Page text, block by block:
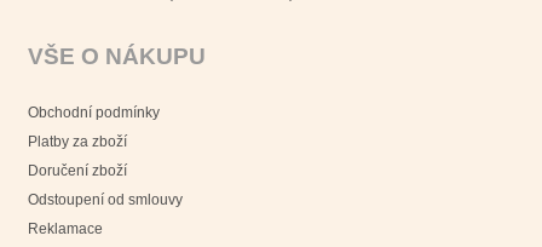
VŠE O NÁKUPU
Obchodní podmínky
Platby za zboží
Doručení zboží
Odstoupení od smlouvy
Reklamace